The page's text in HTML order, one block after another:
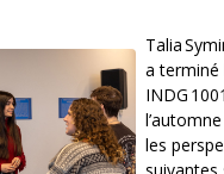
Talia
a terminé
INDG
les